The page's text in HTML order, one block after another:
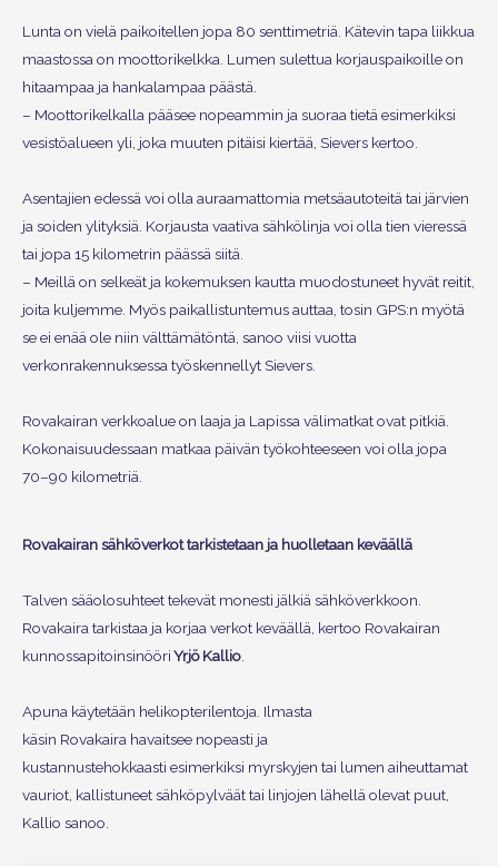
Lunta on vielä paikoitellen jopa 80 senttimetriä. Kätevin tapa liikkua
maastossa on moottorikelkka. Lumen sulettua korjauspaikoille on
hitaampaa ja hankalampaa päästä.
– Moottorikelkalla pääsee nopeammin ja suoraa tietä esimerkiksi
vesistöalueen yli, joka muuten pitäisi kiertää, Sievers kertoo.
Asentajien edessä voi olla auraamattomia metsäautoteitä tai järvien
ja soiden ylityksiä. Korjausta vaativa sähkölinja voi olla tien vieressä
tai jopa 15 kilometrin päässä siitä.
– Meillä on selkeät ja kokemuksen kautta muodostuneet hyvät reitit,
joita kuljemme. Myös paikallistuntemus auttaa, tosin GPS:n myötä
se ei enää ole niin välttämätöntä, sanoo viisi vuotta
verkonrakennuksessa työskennellyt Sievers.
Rovakairan verkkoalue on laaja ja Lapissa välimatkat ovat pitkiä.
Kokonaisuudessaan matkaa päivän työkohteeseen voi olla jopa
70–90 kilometriä.
Rovakairan sähköverkot tarkistetaan ja huolletaan keväällä
Talven sääolosuhteet tekevät monesti jälkiä sähköverkkoon.
Rovakaira tarkistaa ja korjaa verkot keväällä, kertoo Rovakairan
kunnossapitoinsinööriYrjö Kallio
Apuna käytetään helikopterilentoja. Ilmasta
käsin Rovakaira havaitsee nopeasti ja
kustannustehokkaasti esimerkiksi myrskyjen tai lumen aiheuttamat
vauriot, kallistuneet sähköpylväät tai linjojen lähellä olevat puut,
Kallio sanoo.